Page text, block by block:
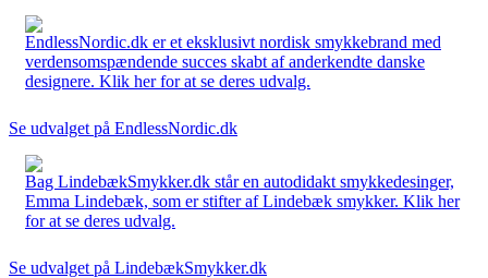
EndlessNordic.dk er et eksklusivt nordisk smykkebrand med
verdensomspændende succes skabt af anderkendte danske
designere. Klik her for at se deres udvalg.
Se udvalget på EndlessNordic.dk
Bag LindebækSmykker.dk står en autodidakt smykkedesinger,
Emma Lindebæk, som er stifter af Lindebæk smykker. Klik her
for at se deres udvalg.
Se udvalget på LindebækSmykker.dk